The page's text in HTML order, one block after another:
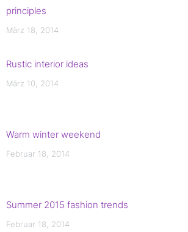
principles
März 18, 2014
Rustic interior ideas
März 10, 2014
Warm winter weekend
Februar 18, 2014
Summer 2015 fashion trends
Februar 18, 2014